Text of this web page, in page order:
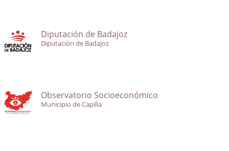
Diputación de Badajoz
Diputación de Badajoz
Observatorio Socioeconómico
Municipio de Capilla